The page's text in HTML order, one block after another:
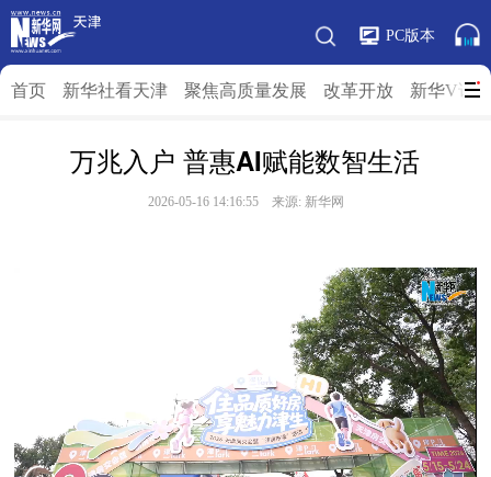
PC版本
首页 新华社看天津 聚焦高质量发展 改革开放 新华V访
万兆入户 普惠AI赋能数智生活
2026-05-16 14:16:55 来源: 新华网